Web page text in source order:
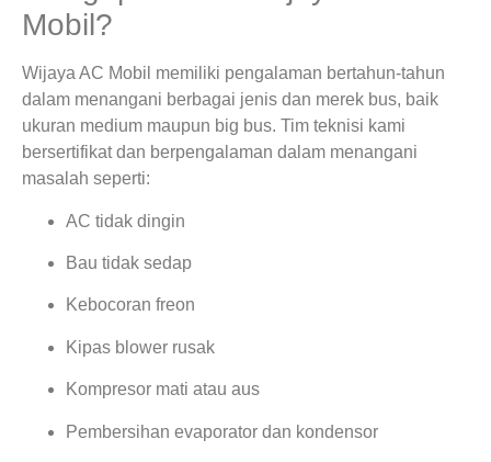
Mobil?
Wijaya AC Mobil memiliki pengalaman bertahun-tahun
dalam menangani berbagai jenis dan merek bus, baik
ukuran medium maupun big bus. Tim teknisi kami
bersertifikat dan berpengalaman dalam menangani
masalah seperti:
AC tidak dingin
Bau tidak sedap
Kebocoran freon
Kipas blower rusak
Kompresor mati atau aus
Pembersihan evaporator dan kondensor